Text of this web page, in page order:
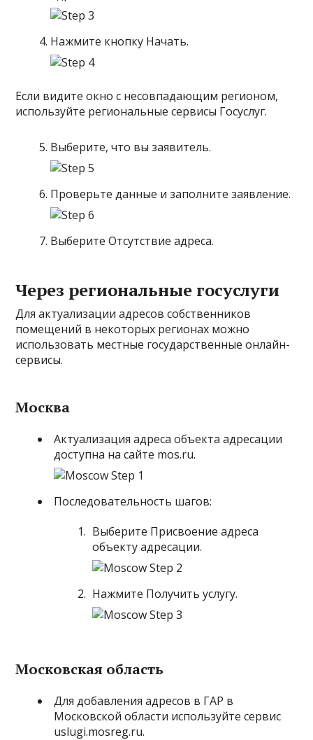
Нажмите кнопку Начать.
Если видите окно с несовпадающим регионом,
используйте региональные сервисы Госуслуг.
Выберите, что вы заявитель.
Проверьте данные и заполните заявление.
Выберите Отсутствие адреса.
Через региональные госуслуги
Для актуализации адресов собственников
помещений в некоторых регионах можно
использовать местные государственные онлайн-
сервисы.
Москва
Актуализация адреса объекта адресации
доступна насайте mos.ru.
Последовательность шагов:
Выберите Присвоение адреса
объекту адресации.
Нажмите Получить услугу.
Московская область
Для добавления адресов в ГАР в
Московской области используйтесервис
uslugi.mosreg.ru.